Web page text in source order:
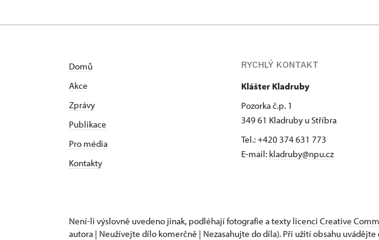
Domů
Akce
Zprávy
Publikace
Pro média
Kontakty
RYCHLÝ KONTAKT
Klášter Kladruby
Pozorka č.p. 1
349 61 Kladruby u Stříbra
Tel.: +420 374 631 773
E-mail: kladruby@npu.cz
Není-li výslovně uvedeno jinak, podléhají fotografie a texty licenci Creative
autora | Neužívejte dílo komerčně | Nezasahujte do díla). Při užití obsahu uvádějte